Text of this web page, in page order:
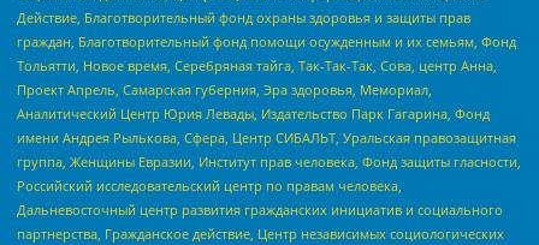
Действие, Благотворительный фонд охраны здоровья и защиты прав
граждан, Благотворительный фонд помощи осужденным и их семьям, Фонд
Тольятти, Новое время, Серебряная тайга, Так-Так-Так, Сова, центр Анна,
Проект Апрель, Самарская губерния, Эра здоровья, Мемориал,
Аналитический Центр Юрия Левады, Издательство Парк Гагарина, Фонд
имени Андрея Рылькова, Сфера, Центр СИБАЛЬТ, Уральская правозащитная
группа, Женщины Евразии, Институт прав человека, Фонд защиты гласности,
Российский исследовательский центр по правам человека,
Дальневосточный центр развития гражданских инициатив и социального
партнерства, Гражданское действие, Центр независимых социологических